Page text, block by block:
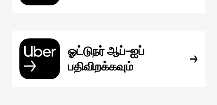
ஓட்டுநர் ஆப்-ஐப்
பதிவிறக்கவும்